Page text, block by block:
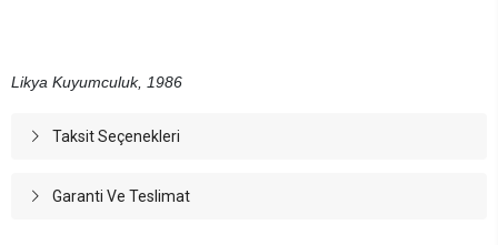
Likya Kuyumculuk, 1986
Taksit Seçenekleri
Garanti Ve Teslimat